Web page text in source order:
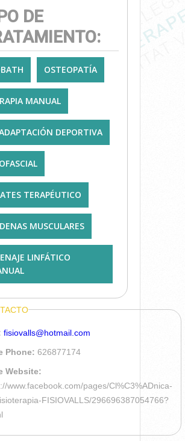
DE
OSTEOPATÍA
MANUAL
DEPORTIVA
TERAPÉUTICO
MUSCULARES
LINFÁTICO
fisiovalls@hotmail.com
Phone: 626877174
Website:
www.facebook.com/pages/Cl%C3%ADnica-
FISIOVALLS/296696387054766?